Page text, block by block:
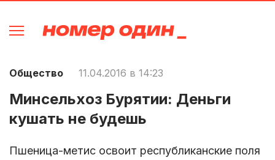
Общество 11.04.2016 в 14:23
Минсельхоз Бурятии: Деньги
кушать не будешь
Пшеница-метис освоит республиканские поля